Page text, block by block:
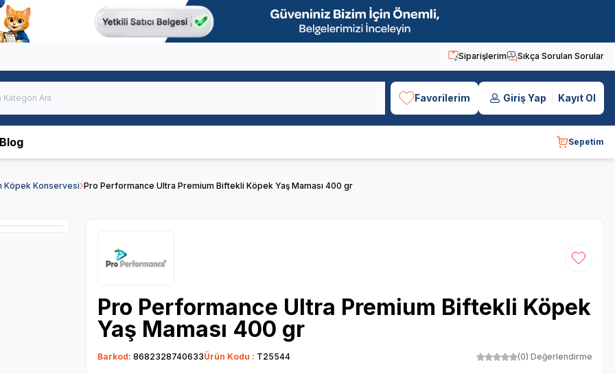
Siparişlerim Sıkça Sorulan Sorular
Favorilerim Giriş Yap Kayıt Ol
Blog Sepetim
Köpek Konservesi Pro Performance Ultra Premium Biftekli Köpek Yaş Maması 400 gr
Favoriye
Pro Performance Ultra Premium Biftekli Köpek
Yaş Maması 400 gr
Barkod: 8682328740633Ürün Kodu : T25544 (0) Değerlendirme